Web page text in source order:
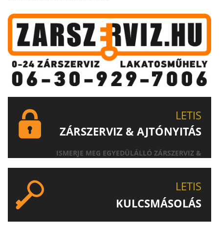
LETIS
ZÁRSZERVIZ & AJTÓNYITÁS
ISMERJE MEG EGYEDÜLÁLLÓ ZÁRSZERVIZ &
LETIS
KULCSMÁSOLÁS